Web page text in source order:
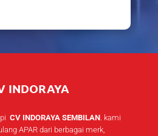
INDORAYA
CV INDORAYA SEMBILAN. kami
APAR dari berbagai merk,